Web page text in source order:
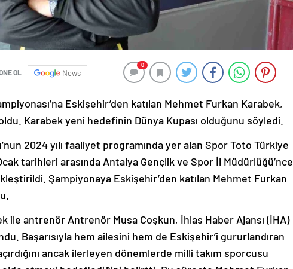
OL News
0
Eskişehir’den katılan Mehmet Furkan Karabek,
Karabek yeni hedefinin Dünya Kupası olduğunu söyledi.
2024 yılı faaliyet programında yer alan Spor Toto Türkiye
tarihleri arasında Antalya Gençlik ve Spor İl Müdürlüğü’nce
Şampiyonaya Eskişehir’den katılan Mehmet Furkan
ile antrenör Antrenör Musa Coşkun, İhlas Haber Ajansı (İHA)
Başarısıyla hem ailesini hem de Eskişehir’i gururlandıran
ancak ilerleyen dönemlerde milli takım sporcusu